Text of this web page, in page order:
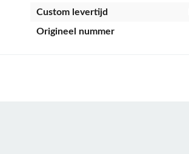
Custom levertijd
Origineel nummer